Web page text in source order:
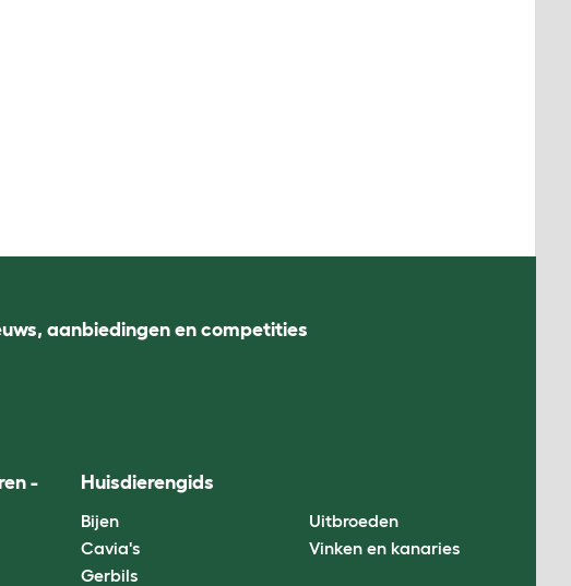
aanbiedingen en competities
-
Huisdierengids
Bijen
Cavia's
Gerbils
Uitbroeden
Vinken en kanaries